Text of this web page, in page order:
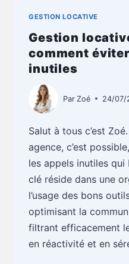
GESTION LOCATIVE
Gestion
comment
inutiles
Par Zoé 24/07/
Salut à tous c’est
agence, c’est
les appels inutiles
clé réside dans une
l’usage des bons
optimisant la
filtrant efficacement
en réactivité et en